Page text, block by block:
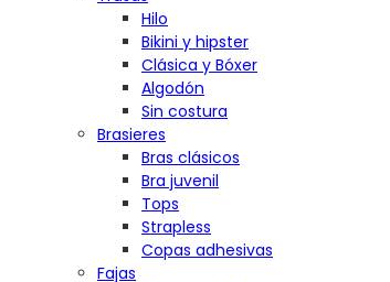
Hilo
Bikini y hipster
Clásica y Bóxer
Algodón
Sin costura
Brasieres
Bras clásicos
Bra juvenil
Tops
Strapless
Copas adhesivas
Fajas